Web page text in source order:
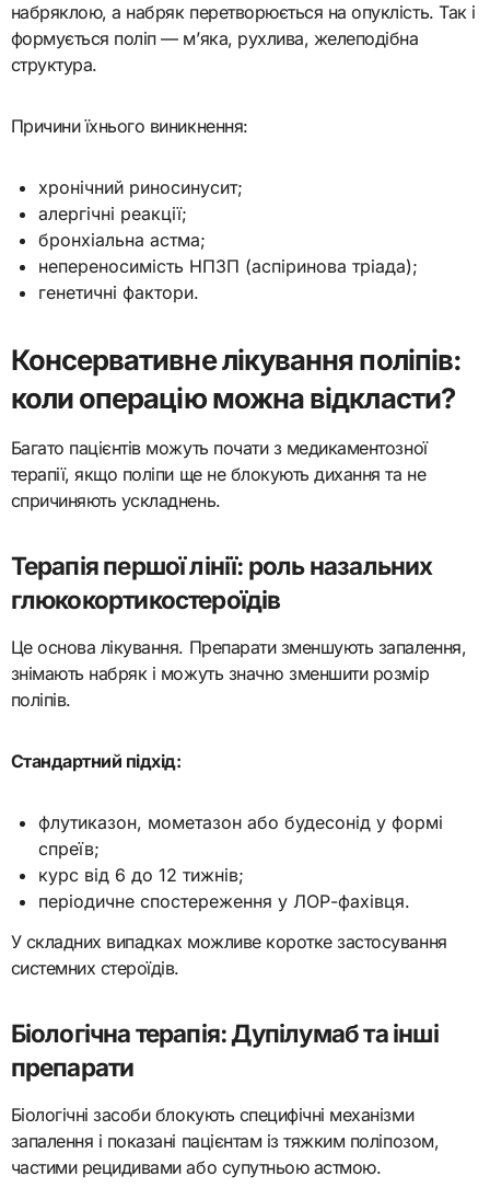
набряклою, а набряк перетворюється на опуклість. Так і
формується поліп — м’яка, рухлива, желеподібна
структура.
Причини їхнього виникнення:
хронічний риносинусит;
алергічні реакції;
бронхіальна астма;
непереносимість НПЗП (аспіринова тріада);
генетичні фактори.
Консервативне лікування поліпів:
коли операцію можна відкласти?
Багато пацієнтів можуть почати з медикаментозної
терапії, якщо поліпи ще не блокують дихання та не
спричиняють ускладнень.
Терапія першої лінії: роль назальних
глюкокортикостероїдів
Це основа лікування. Препарати зменшують запалення,
знімають набряк і можуть значно зменшити розмір
поліпів.
Стандартний підхід:
флутиказон, мометазон або будесонід у формі
спреїв;
курс від 6 до 12 тижнів;
періодичне спостереження у ЛОР-фахівця.
У складних випадках можливе коротке застосування
системних стероїдів.
Біологічна терапія: Дупілумаб та інші
препарати
Біологічні засоби блокують специфічні механізми
запалення і показані пацієнтам із тяжким поліпозом,
частими рецидивами або супутньою астмою.